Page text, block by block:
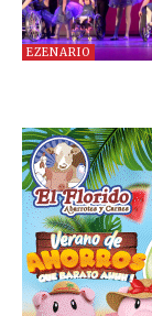
EZENARIO